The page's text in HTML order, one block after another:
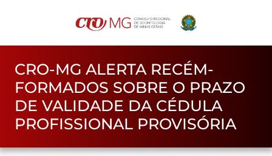
CRO-MG ALERTA RECÉM-
FORMADOS SOBRE O PRAZO
DE VALIDADE DA CÉDULA
PROFISSIONAL PROVISÓRIA